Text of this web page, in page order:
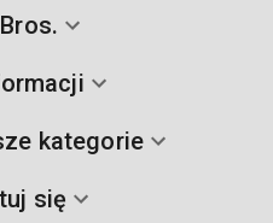
kategorie
się